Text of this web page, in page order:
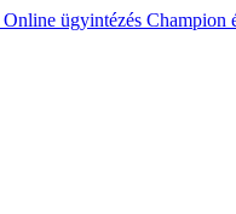
Online ügyintézés Champion